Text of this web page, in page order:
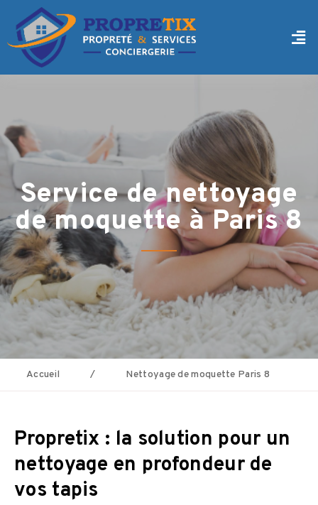
Service de nettoyage
de moquette à Paris 8
Accueil / Nettoyage de moquette Paris 8
Propretix : la solution pour un
nettoyage en profondeur de
vos tapis